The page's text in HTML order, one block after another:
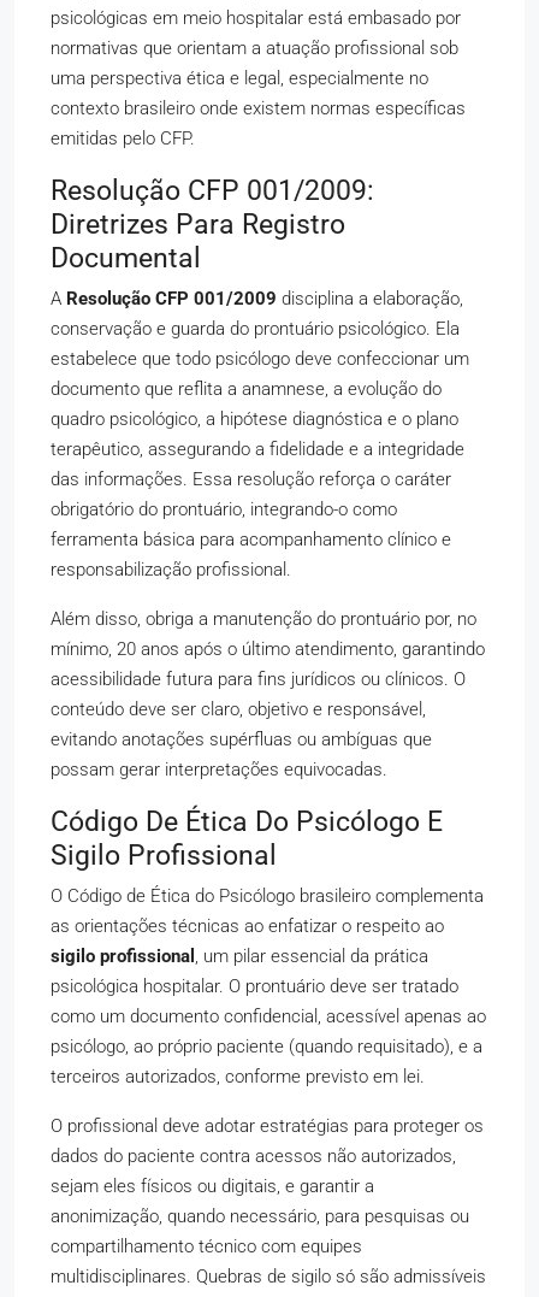
psicológicas em meio hospitalar está embasado por
normativas que orientam a atuação profissional sob
uma perspectiva ética e legal, especialmente no
contexto brasileiro onde existem normas específicas
emitidas pelo CFP.
Resolução CFP 001/2009:
Diretrizes Para Registro
Documental
A Resolução CFP 001/2009 disciplina a elaboração,
conservação e guarda do prontuário psicológico. Ela
estabelece que todo psicólogo deve confeccionar um
documento que reflita a anamnese, a evolução do
quadro psicológico, a hipótese diagnóstica e o plano
terapêutico, assegurando a fidelidade e a integridade
das informações. Essa resolução reforça o caráter
obrigatório do prontuário, integrando-o como
ferramenta básica para acompanhamento clínico e
responsabilização profissional.
Além disso, obriga a manutenção do prontuário por, no
mínimo, 20 anos após o último atendimento, garantindo
acessibilidade futura para fins jurídicos ou clínicos. O
conteúdo deve ser claro, objetivo e responsável,
evitando anotações supérfluas ou ambíguas que
possam gerar interpretações equivocadas.
Código De Ética Do Psicólogo E
Sigilo Profissional
O Código de Ética do Psicólogo brasileiro complementa
as orientações técnicas ao enfatizar o respeito ao
sigilo profissional , um pilar essencial da prática
psicológica hospitalar. O prontuário deve ser tratado
como um documento confidencial, acessível apenas ao
psicólogo, ao próprio paciente (quando requisitado), e a
terceiros autorizados, conforme previsto em lei.
O profissional deve adotar estratégias para proteger os
dados do paciente contra acessos não autorizados,
sejam eles físicos ou digitais, e garantir a
anonimização, quando necessário, para pesquisas ou
compartilhamento técnico com equipes
multidisciplinares. Quebras de sigilo só são admissíveis